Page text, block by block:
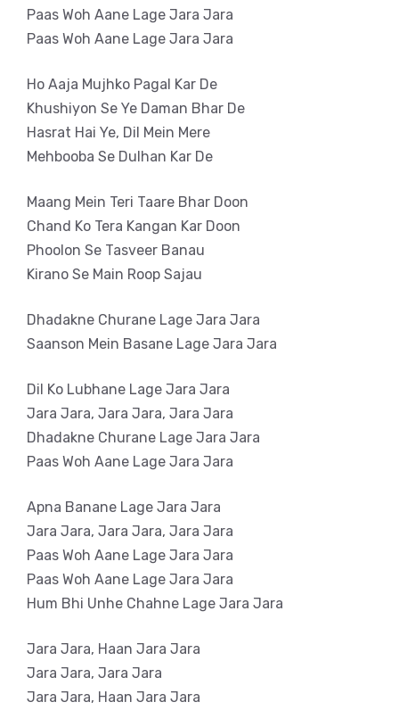
Paas Woh Aane Lage Jara Jara
Paas Woh Aane Lage Jara Jara
Ho Aaja Mujhko Pagal Kar De
Khushiyon Se Ye Daman Bhar De
Hasrat Hai Ye, Dil Mein Mere
Mehbooba Se Dulhan Kar De
Maang Mein Teri Taare Bhar Doon
Chand Ko Tera Kangan Kar Doon
Phoolon Se Tasveer Banau
Kirano Se Main Roop Sajau
Dhadakne Churane Lage Jara Jara
Saanson Mein Basane Lage Jara Jara
Dil Ko Lubhane Lage Jara Jara
Jara Jara, Jara Jara, Jara Jara
Dhadakne Churane Lage Jara Jara
Paas Woh Aane Lage Jara Jara
Apna Banane Lage Jara Jara
Jara Jara, Jara Jara, Jara Jara
Paas Woh Aane Lage Jara Jara
Paas Woh Aane Lage Jara Jara
Hum Bhi Unhe Chahne Lage Jara Jara
Jara Jara, Haan Jara Jara
Jara Jara, Jara Jara
Jara Jara, Haan Jara Jara